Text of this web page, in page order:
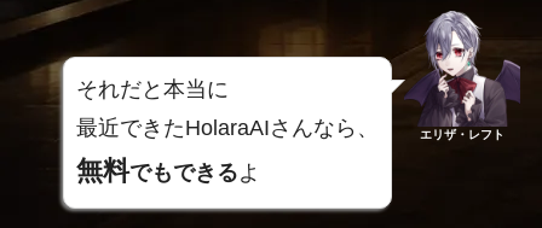
それだと本当に
最近できたHolaraAIさんなら、
無料でもできるよ
エリザ・レフト